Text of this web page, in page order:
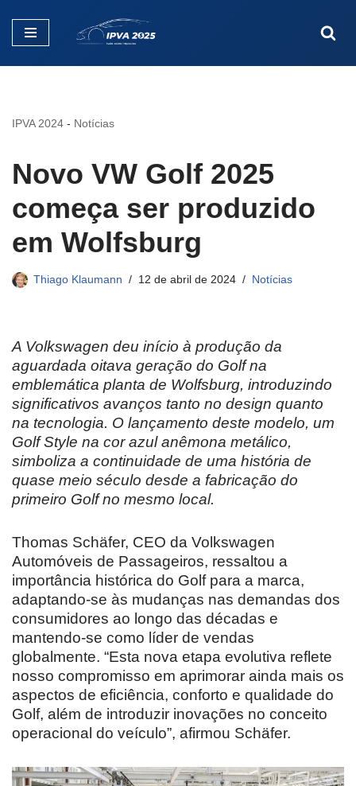
Pular
IPVA 2024 - Notícias
Novo VW Golf 2025
começa ser produzido
em Wolfsburg
Thiago Klaumann 12 de abril de 2024 Notícias
A Volkswagen deu início à produção da
aguardada oitava geração do Golf na
emblemática planta de Wolfsburg, introduzindo
significativos avanços tanto no design quanto
na tecnologia. O lançamento deste modelo, um
Golf Style na cor azul anêmona metálico,
simboliza a continuidade de uma história de
quase meio século desde a fabricação do
primeiro Golf no mesmo local.
Thomas Schäfer, CEO da Volkswagen
Automóveis de Passageiros, ressaltou a
importância histórica do Golf para a marca,
adaptando-se às mudanças nas demandas dos
consumidores ao longo das décadas e
mantendo-se como líder de vendas
globalmente. “Esta nova etapa evolutiva reflete
nosso compromisso em aprimorar ainda mais os
aspectos de eficiência, conforto e qualidade do
Golf, além de introduzir inovações no conceito
operacional do veículo”, afirmou Schäfer.